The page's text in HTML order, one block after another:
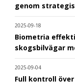
genom
2025-09-18
Biometria
skogsbilvägar
2025-09-04
Full kontroll